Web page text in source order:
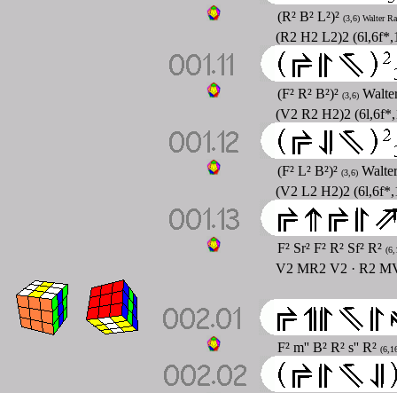
(R² B² L²)² (3,6) Walter
(R2 H2 L2)2
(F² R² B²)² (3,6)
(V2 R2 H2)2
(F² L² B²)² (3,6)
(V2 L2 H2)2
F² Sr² F² R² Sf² R²
V2 MR2 V2 · R2
F² m'' B² R² s'' R²